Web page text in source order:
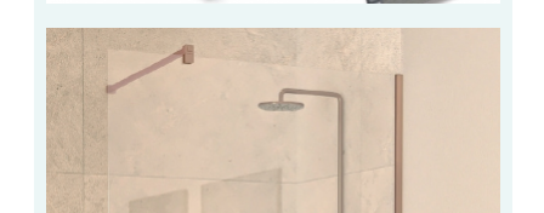
CATALOGUE DE PROFILS ET FIXATION DU
VERRE
LES FIXATIONS POUR MIROIR
LES PROFILS PAROI DE VERRE